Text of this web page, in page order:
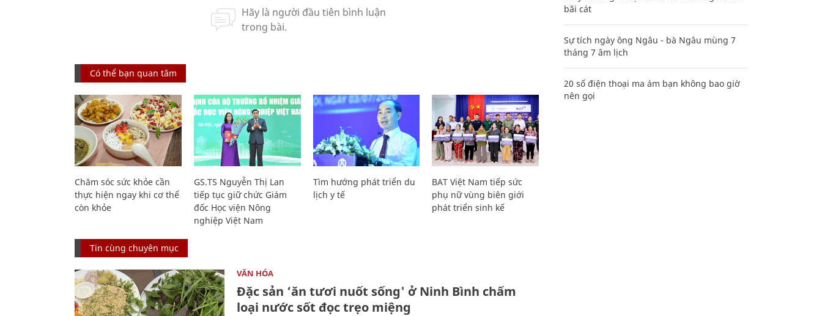
Có thể bạn quan tâm
Chăm sóc sức khỏe cần
thực hiện ngay khi cơ thể
còn khỏe
GS.TS Nguyễn Thị Lan
tiếp tục giữ chức Giám
đốc Học viện Nông
nghiệp Việt Nam
Tìm hướng phát triển du
lịch y tế
BAT Việt Nam tiếp sức
phụ nữ vùng biên giới
phát triển sinh kế
Tin cùng chuyên mục
VĂN HÓA
Đặc sản ‘ăn tươi nuốt sống' ở Ninh Bình chấm
loại nước sốt đọc trẹo miệng
bãi cát
Sự tích ngày ông Ngâu - bà Ngâu mùng 7
tháng 7 âm lịch
20 số điện thoại ma ám bạn không bao giờ
nên gọi